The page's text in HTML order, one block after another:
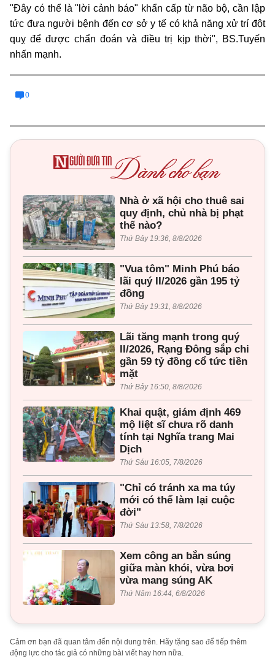
"Đây có thể là "lời cảnh báo" khẩn cấp từ não bộ, cần lập
tức đưa người bệnh đến cơ sở y tế có khả năng xử trí đột
quỵ để được chẩn đoán và điều trị kịp thời", BS.Tuyến
nhấn mạnh.
0
Nhà ở xã hội cho thuê sai
quy định, chủ nhà bị phạt
thế nào?
Thứ Bảy 19:36, 8/8/2026
"Vua tôm" Minh Phú báo
lãi quý II/2026 gần 195 tỷ
đồng
Thứ Bảy 19:31, 8/8/2026
Lãi tăng mạnh trong quý
II/2026, Rạng Đông sắp chi
gần 59 tỷ đồng cổ tức tiền
mặt
Thứ Bảy 16:50, 8/8/2026
Khai quật, giám định 469
mộ liệt sĩ chưa rõ danh
tính tại Nghĩa trang Mai
Dịch
Thứ Sáu 16:05, 7/8/2026
"Chỉ có tránh xa ma túy
mới có thể làm lại cuộc
đời"
Thứ Sáu 13:58, 7/8/2026
Xem công an bắn súng
giữa màn khói, vừa bơi
vừa mang súng AK
Thứ Năm 16:44, 6/8/2026
Cảm ơn bạn đã quan tâm đến nội dung trên. Hãy tặng sao để tiếp thêm
động lực cho tác giả có những bài viết hay hơn nữa.